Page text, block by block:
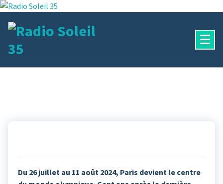
Aller
contenu
Du 26 juillet au 11 août 2024, Paris devient le centre